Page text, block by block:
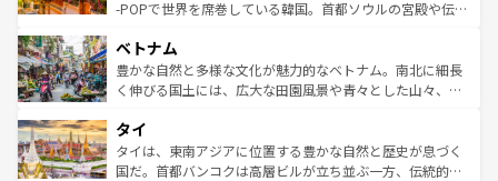
い。オーストラリアの多彩な魅力を存分に味わいつくそ
参照してほしい。
驚きをもたらしてくれる。また、奥深い台湾の食文化も魅
容にもいいと評判のスイーツなど、バラエティ豊かな料理
が味わえる。 なお、新着の台湾情報は コンテンツ一覧を参
照してほしい。
-POPで世界を席巻している韓国。首都ソウルの宮殿や伝統
き、地方に足を延ばせば四季折々の自然美を楽しむことが
できる。そして、キムチや焼肉、絶品のストリートフード
まで、さまざまな韓国料理が待っている。夜には、韓国な
リティに包まれながら、韓国の多彩な魅力を心ゆくまで味
わってみてほしい。 なお、新着の韓国情報はコンテンツ一
覧を参照してほしい。
ベトナム
豊かな自然と多様な文化が魅力的なベトナム。南北に細長
く伸びる国土には、広大な田園風景や青々とした山々、世
急速な発展と共に伝統が息づく。ハノイの古い町並みやホ
ーチミン市のフランス統治時代の建物も、独特の雰囲気を
醸し出している。また、バラエティの豊かさとおいしさで
タイ
タイは、東南アジアに位置する豊かな自然と歴史が息づく
国だ。首都バンコクは高層ビルが立ち並ぶ一方、伝統的な